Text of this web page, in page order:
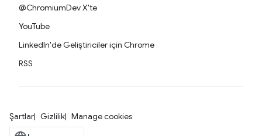
@ChromiumDev X'te
YouTube
LinkedIn'de Geliştiriciler için Chrome
RSS
Şartlar Gizlilik Manage cookies